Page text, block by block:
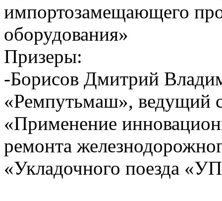
импортозамещающего
оборудования»
Призеры:
-Борисов Дмитрий
«Ремпутьмаш», ведущий
«Применение
ремонта
«Укладочного поезда